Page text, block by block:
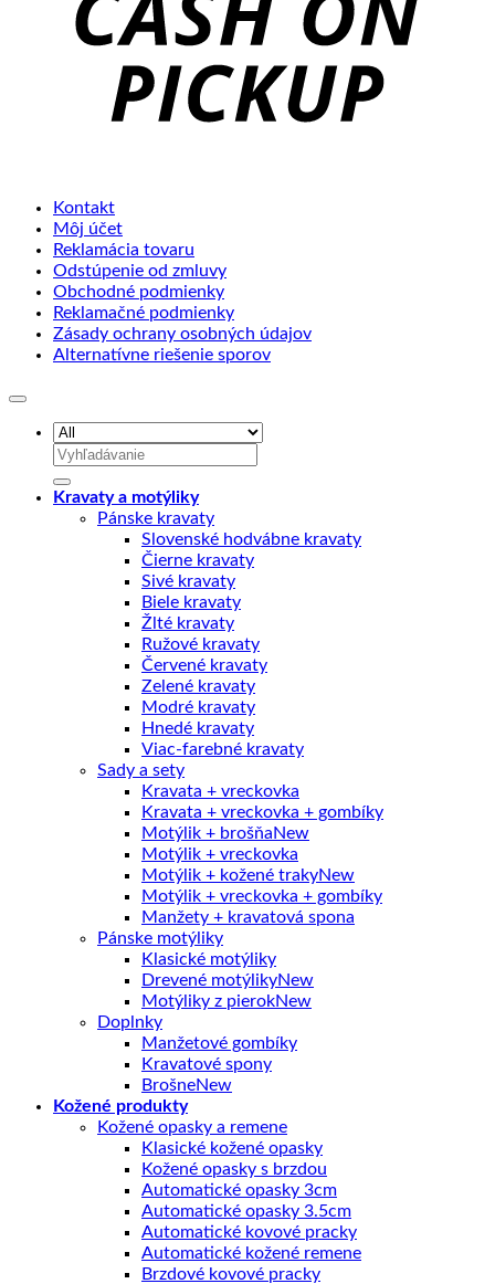
Kontakt
Môj účet
Reklamácia tovaru
Odstúpenie od zmluvy
Obchodné podmienky
Reklamačné podmienky
Zásady ochrany osobných údajov
Alternatívne riešenie sporov
Hľadať:
Kravaty a motýliky
Pánske kravaty
Slovenské hodvábne kravaty
Čierne kravaty
Sivé kravaty
Biele kravaty
Žlté kravaty
Ružové kravaty
Červené kravaty
Zelené kravaty
Modré kravaty
Hnedé kravaty
Viac-farebné kravaty
Sady a sety
Kravata + vreckovka
Kravata + vreckovka + gombíky
Motýlik + brošňa
Motýlik + vreckovka
Motýlik + kožené traky
Motýlik + vreckovka + gombíky
Manžety + kravatová spona
Pánske motýliky
Klasické motýliky
Drevené motýliky
Motýliky z pierok
Doplnky
Manžetové gombíky
Kravatové spony
Brošne
Kožené produkty
Kožené opasky a remene
Klasické kožené opasky
Kožené opasky s brzdou
Automatické opasky 3cm
Automatické opasky 3.5cm
Automatické kovové pracky
Automatické kožené remene
Brzdové kovové pracky